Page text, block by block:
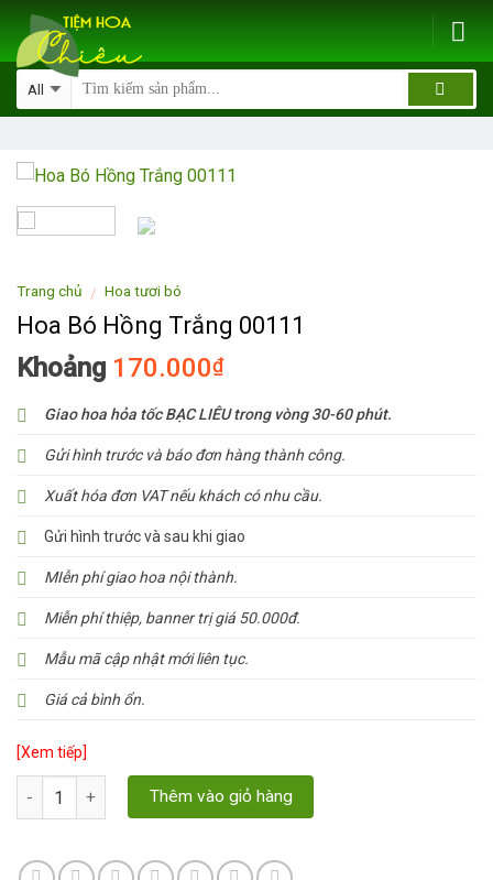
Skip
content
Trang chủ / Hoa tươi bó
Hoa Bó Hồng Trắng 00111
Khoảng 170.000₫
Giao hoa hỏa tốc BẠC LIÊU trong vòng 30-60 phút.
Gửi hình trước và báo đơn hàng thành công.
Xuất hóa đơn VAT nếu khách có nhu cầu.
Gửi hình trước và sau khi giao
MIễn phí giao hoa nội thành.
Miễn phí thiệp, banner trị giá 50.000đ.
Mẫu mã cập nhật mới liên tục.
Giá cả bình ổn.
[Xem tiếp]
Số lượng Thêm vào giỏ hàng